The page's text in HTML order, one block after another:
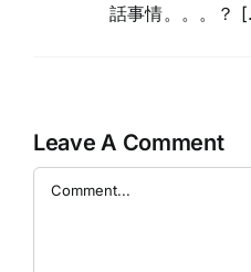
話事情。。。？
Leave A Comment
Comment